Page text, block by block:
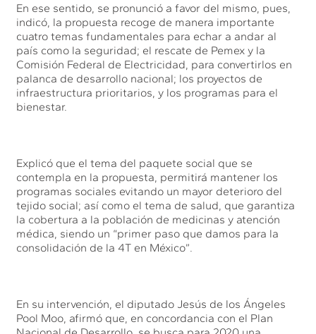
En ese sentido, se pronunció a favor del mismo, pues,
indicó, la propuesta recoge de manera importante
cuatro temas fundamentales para echar a andar al
país como la seguridad; el rescate de Pemex y la
Comisión Federal de Electricidad, para convertirlos en
palanca de desarrollo nacional; los proyectos de
infraestructura prioritarios, y los programas para el
bienestar.
Explicó que el tema del paquete social que se
contempla en la propuesta, permitirá mantener los
programas sociales evitando un mayor deterioro del
tejido social; así como el tema de salud, que garantiza
la cobertura a la población de medicinas y atención
médica, siendo un “primer paso que damos para la
consolidación de la 4T en México”.
En su intervención, el diputado Jesús de los Ángeles
Pool Moo, afirmó que, en concordancia con el Plan